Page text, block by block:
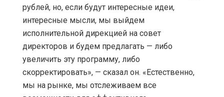
рублей, но, если будут интересные идеи,
интересные мысли, мы выйдем
исполнительной дирекцией на совет
директоров и будем предлагать — либо
увеличить эту программу, либо
скорректировать», — сказал он. «Естественно,
мы на рынке, мы отслеживаем все